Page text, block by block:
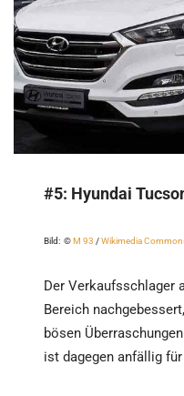
#5: Hyundai
Bild: ©M 93 /Wikimedia
Der Verkaufsschlager
Bereich
bösen
ist dagegen anfällig